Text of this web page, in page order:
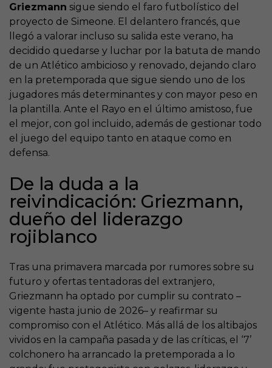
Griezmann sigue siendo el faro futbolístico del
proyecto de Simeone. El delantero francés, que
llegó a valorar incluso su salida este verano, ha
decidido quedarse y luchar por la batuta de mando
de un Atlético ambicioso y renovado, dejando claro
en la pretemporada que sigue siendo uno de los
jugadores más determinantes y con mayor peso en
la plantilla. Ante el Rayo en el último amistoso, fue
el mejor, con gol incluido, además de gestionar todo
el juego del equipo tanto en ataque como en
defensa.
De la duda a la
reivindicación: Griezmann,
dueño del liderazgo
rojiblanco
Tras una primavera marcada por rumores sobre su
futuro y ofertas tentadoras del extranjero,
Griezmann ha optado por cumplir su contrato –
vigente hasta junio de 2026– y reafirmar su
compromiso con el Atlético. Más allá de los altibajos
vividos en la campaña pasada y de las críticas, el ‘7’
colchonero ha arrancado la pretemporada a lo